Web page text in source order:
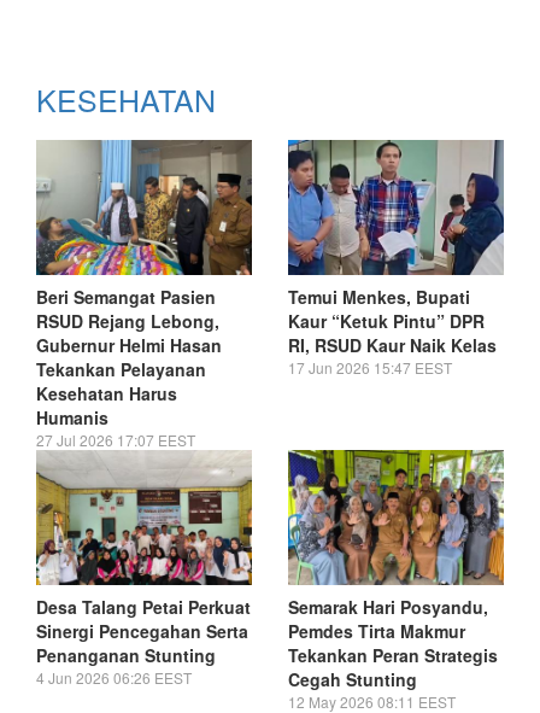
KESEHATAN
Beri Semangat Pasien
RSUD Rejang Lebong,
Gubernur Helmi Hasan
Tekankan Pelayanan
Kesehatan Harus
Humanis
27 Jul 2026 17:07 EEST
Temui Menkes, Bupati
Kaur “Ketuk Pintu” DPR
RI, RSUD Kaur Naik Kelas
17 Jun 2026 15:47 EEST
Desa Talang Petai Perkuat
Sinergi Pencegahan Serta
Penanganan Stunting
4 Jun 2026 06:26 EEST
Semarak Hari Posyandu,
Pemdes Tirta Makmur
Tekankan Peran Strategis
Cegah Stunting
12 May 2026 08:11 EEST